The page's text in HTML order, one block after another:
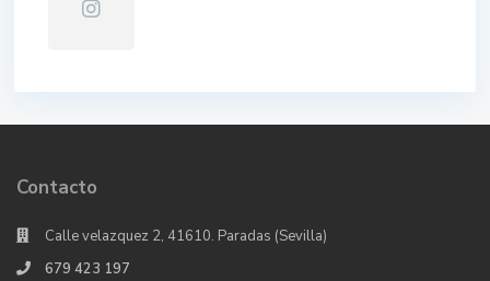
Contacto
Calle velazquez 2, 41610. Paradas (Sevilla)
679 423 197